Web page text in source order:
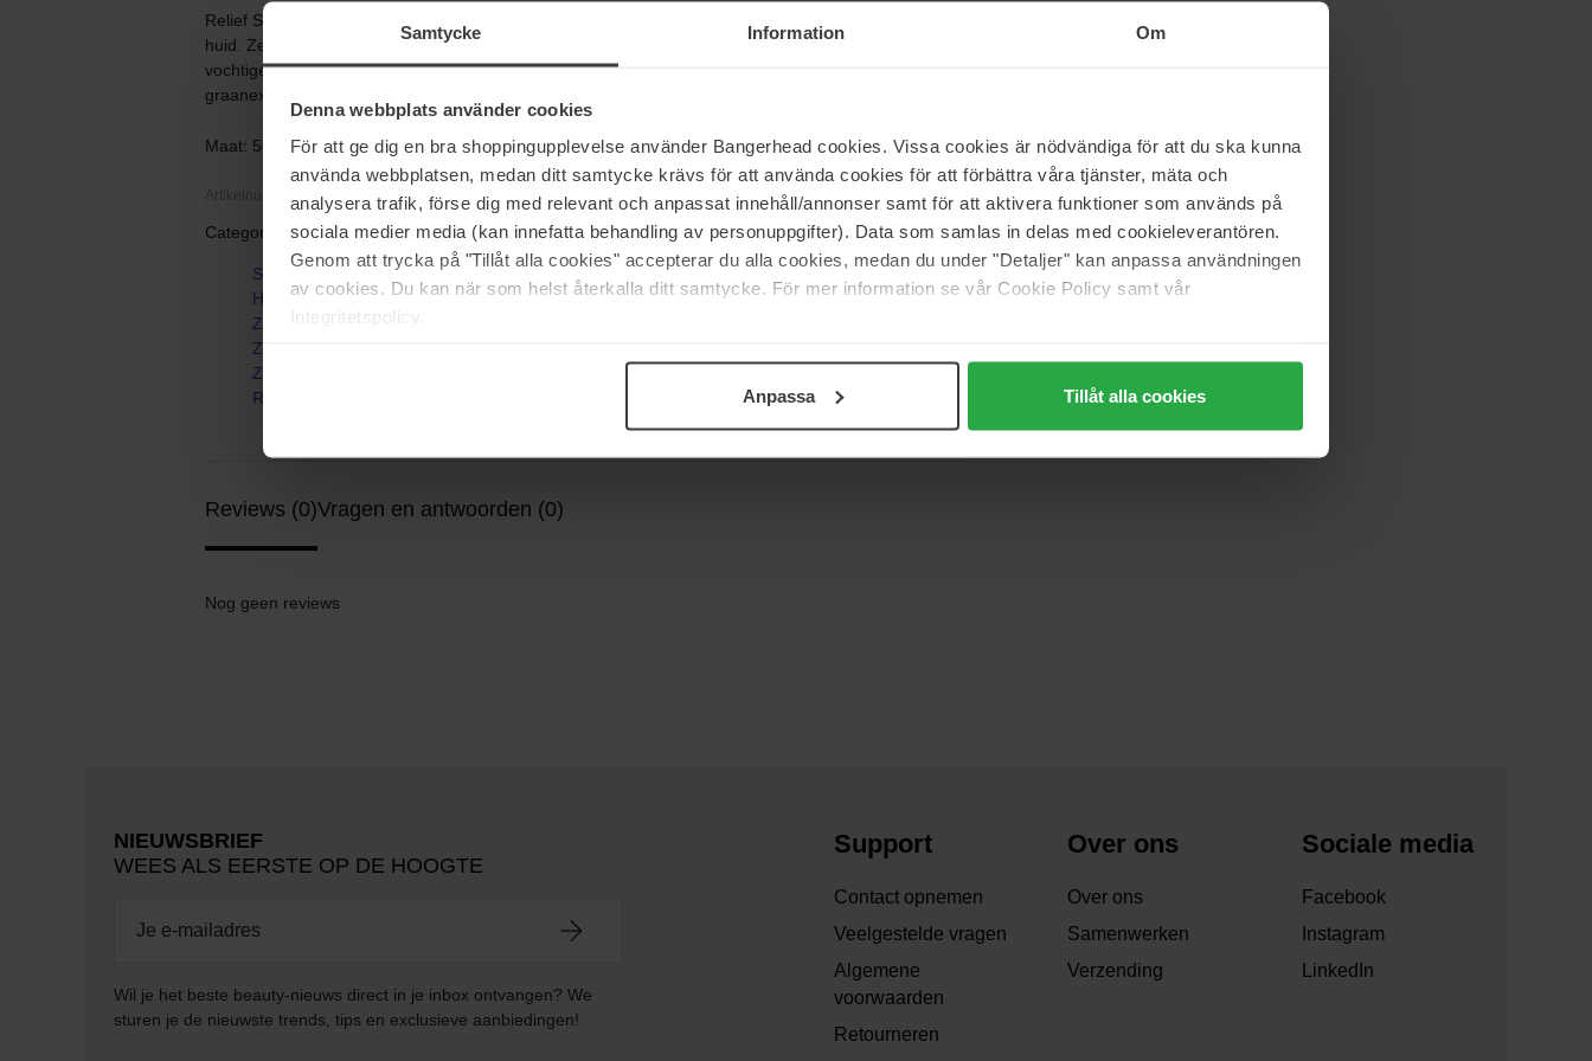
Samtycke Information Om
Denna webbplats använder cookies
För att ge dig en bra shoppingupplevelse använder Bangerhead cookies. Vissa cookies är nödvändiga för att du ska kunna
använda webbplatsen, medan ditt samtycke krävs för att använda cookies för att förbättra våra tjänster, mäta och
analysera trafik, förse dig med relevant och anpassat innehåll/annonser samt för att aktivera funktioner som används på
sociala medier media (kan innefatta behandling av personuppgifter). Data som samlas in delas med cookieleverantören.
Genom att trycka på "Tillåt alla cookies" accepterar du alla cookies, medan du under "Detaljer" kan anpassa användningen
av cookies. Du kan när som helst återkalla ditt samtycke. För mer information se vår Cookie Policy samt vår
Integritetspolicy.
Anpassa Tillåt alla cookies
Relief Sun is een lichte en romige biologische zonnebrandcrème die comfortabel aanvoelt op de
huid. Zelfs als je meerdere keren een grote hoeveelheid aanbrengt, plakt het niet en geeft het een
vochtige finish zoals bij een licht hydraterende crème. Bevat 30% rijstextract en gefermenteerde
graanextracten en geeft vocht en voeding aan de huid.
Maat: 50 ml
Artikelnummer: 114290
Categorieën:
Startpagina
Huidverzorging
Zon
Zoncrème
Zonnebescherming voor gezicht
Relief Sun
Reviews (0)Vragen en antwoorden (0)
Nog geen reviews
NIEUWSBRIEF
WEES ALS EERSTE OP DE HOOGTE
Wil je het beste beauty-nieuws direct in je inbox ontvangen? We
sturen je de nieuwste trends, tips en exclusieve aanbiedingen!
Support
Contact opnemen
Veelgestelde vragen
Algemene
voorwaarden
Retourneren
Over ons
Over ons
Samenwerken
Verzending
Sociale media
Facebook
Instagram
LinkedIn